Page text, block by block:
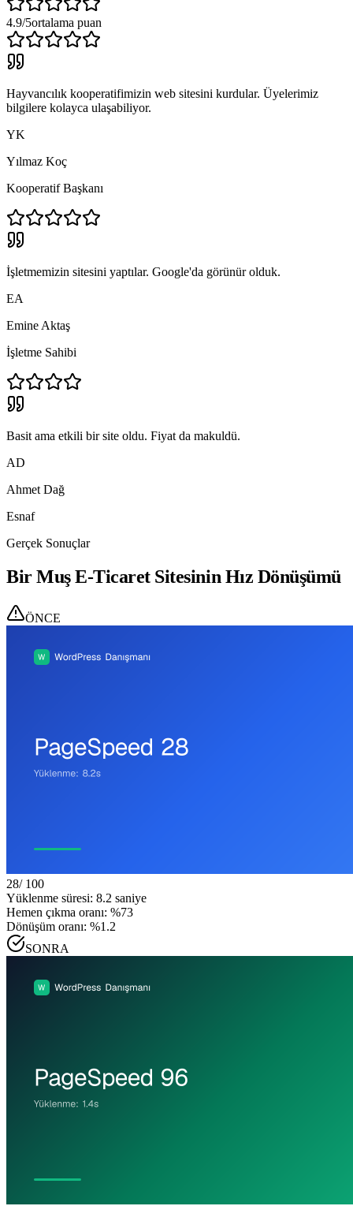
4.9/5ortalama puan
Hayvancılık kooperatifimizin web sitesini kurdular. Üyelerimiz
bilgilere kolayca ulaşabiliyor.
YK
Yılmaz Koç
Kooperatif Başkanı
İşletmemizin sitesini yaptılar. Google'da görünür olduk.
EA
Emine Aktaş
İşletme Sahibi
Basit ama etkili bir site oldu. Fiyat da makuldü.
AD
Ahmet Dağ
Esnaf
Gerçek Sonuçlar
Bir Muş E-Ticaret Sitesinin Hız Dönüşümü
ÖNCE
28/ 100
Yüklenme süresi: 8.2 saniye
Hemen çıkma oranı: %73
Dönüşüm oranı: %1.2
SONRA